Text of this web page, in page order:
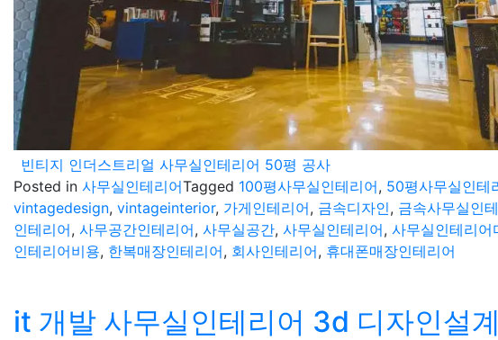
빈티지 인더스트리얼 사무실인테리어 50평 공사
Posted in 사무실인테리어Tagged 100평사무실인테리어, 50평사무실인테
vintagedesign, vintageinterior, 가게인테리어, 금속디자인, 금속사무실인
인테리어, 사무공간인테리어, 사무실공간, 사무실인테리어, 사무실인테리어
인테리어비용, 한복매장인테리어, 회사인테리어, 휴대폰매장인테리어
it 개발 사무실인테리어 3d 디자인설